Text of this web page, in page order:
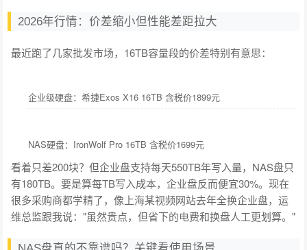
2026年行情：价差缩小但性能差距拉大
最近跑了几家批发市场，16TB容量段的价差特别有意思：
企业级硬盘：希捷Exos X16 16TB 含税价1899元
NAS硬盘：IronWolf Pro 16TB 含税价1699元
看着只差200块？但企业盘支持每天550TB年写入量，NAS盘只
有180TB。要是算每TB写入成本，企业盘反而便宜30%。现在
很多采购商都学精了，像上海某视频网站去年全换企业盘，运
维总监跟我说："虽然贵点，但省下的电费和换盘人工更划算。"